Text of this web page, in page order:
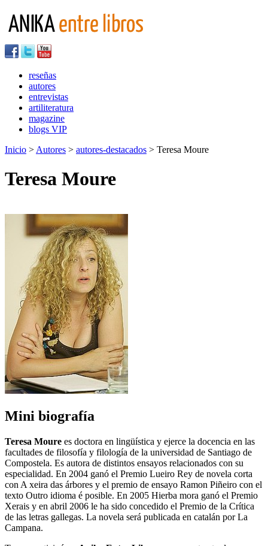
reseñas
autores
entrevistas
artiliteratura
magazine
blogs VIP
Inicio > Autores > autores-destacados > Teresa Moure
Teresa Moure
Mini biografía
Teresa Moure es doctora en lingüística y ejerce la docencia en las
facultades de filosofía y filología de la universidad de Santiago de
Compostela. Es autora de distintos ensayos relacionados con su
especialidad. En 2004 ganó el Premio Lueiro Rey de novela corta
con A xeira das árbores y el premio de ensayo Ramon Piñeiro con el
texto Outro idioma é posible. En 2005 Hierba mora ganó el Premio
Xerais y en abril 2006 le ha sido concedido el Premio de la Crítica
de las letras gallegas. La novela será publicada en catalán por La
Campana.